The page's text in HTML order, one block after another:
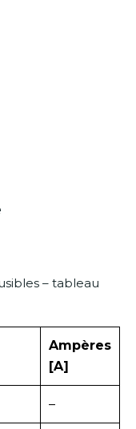
– tableau
Ampères
[A]
–